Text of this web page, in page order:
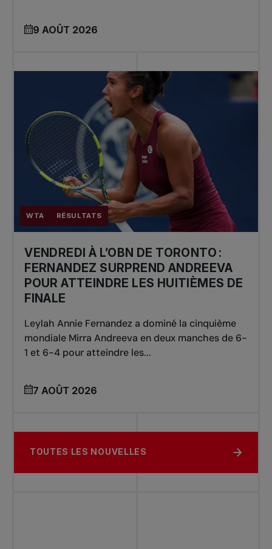
9 AOÛT 2026
WTA RÉSULTATS
VENDREDI À L’OBN DE TORONTO :
FERNANDEZ SURPREND ANDREEVA
POUR ATTEINDRE LES HUITIÈMES DE
FINALE
Leylah Annie Fernandez a dominé la cinquième
mondiale Mirra Andreeva en deux manches de 6-
1 et 6-4 pour atteindre les...
7 AOÛT 2026
TOUTES LES NOUVELLES